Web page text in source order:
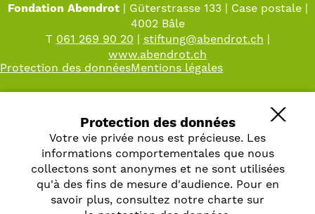
Fondation Abendrot| Güterstrasse 133 | Case postale |
4002 Bâle
T 061 269 90 20 | stiftung@abendrot.ch |
www.abendrot.ch
Protection des donnéesMentions légales
Protection des données
Votre vie privée nous est précieuse. Les
informations comportementales que nous
collectons sont anonymes et ne sont utilisées
qu'à des fins de mesure d'audience. Pour en
savoir plus, consultez notre charte sur